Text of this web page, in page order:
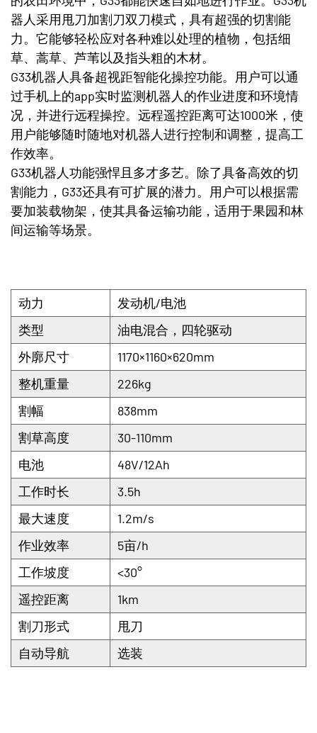
器人采用甩刀加割刀双刀模式，具有超强的切割能
力。它能够轻松应对各种难以处理的植物，包括细
草、蒿草、芦苇以及指头粗的木材。
G33机器人具备超视距智能化操控功能。用户可以通
过手机上的app实时监测机器人的作业进度和环境情
况，并进行远程操控。远程遥控距离可达1000米，使
用户能够随时随地对机器人进行控制和调整，提高工
作效率。
G33机器人功能强悍且多才多艺。除了具备高效的切
割能力，G33还具有可扩展的潜力。用户可以根据需
要加装载物架，使其具备运输功能，适用于果园和林
间运输等场景。
动力
发动机/电池
类型
油电混合，四轮驱动
外廓尺寸
1170×1160×620mm
整机重量
226kg
割幅
838mm
割草高度
30-110mm
电池
48V/12Ah
工作时长
3.5h
最大速度
1.2m/s
作业效率
5亩/h
工作坡度
<30°
遥控距离
1km
割刀形式
甩刀
自动导航
选装